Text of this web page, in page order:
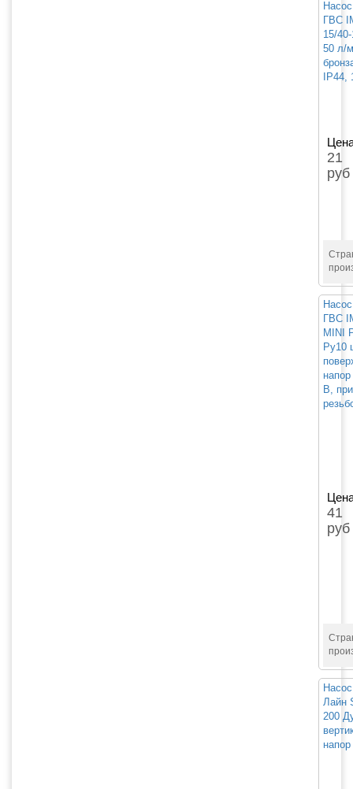
ГВС
15/
50 л/
IP44,
21
руб
ГВС
MINI
Ру10
В,
41
руб
Лайн
200